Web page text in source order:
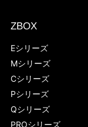
ZBOX
Eシリーズ
Mシリーズ
Cシリーズ
Pシリーズ
Qシリーズ
PROシリーズ